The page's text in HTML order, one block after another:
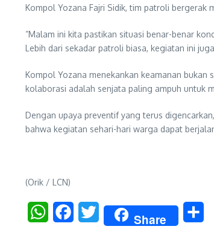
Kompol Yozana Fajri Sidik, tim patroli bergerak
​”Malam ini kita pastikan situasi benar-benar
​Lebih dari sekadar patroli biasa, kegiatan ini
Kompol Yozana menekankan keamanan
kolaborasi adalah senjata paling ampuh untuk
​Dengan upaya preventif yang terus
bahwa kegiatan sehari-hari warga dapat
(Orik / LCN)
WhatsAppFacebookTwitter Share